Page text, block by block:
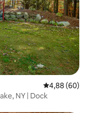
Priemerné
4,88 (60)
NY | Dock